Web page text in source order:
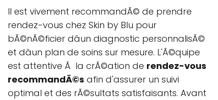
Il est vivement recommandÃ© de prendre
rendez-vous chez Skin by Blu pour
bÃ©nÃ©ficier dâun diagnostic personnalisÃ©
et dâun plan de soins sur mesure. L'Ã©quipe
est attentive Ã la crÃ©ation de rendez-vous
recommandÃ©s afin d'assurer un suivi
optimal et des rÃ©sultats satisfaisants. Avant